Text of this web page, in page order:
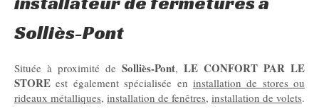
Solliès-Pont
Située à proximité de Solliès-Pont, LE CONFORT PAR LE
STORE est également spécialisée en installation de stores ou
rideaux métalliques, installation de fenêtres, installation de volets.